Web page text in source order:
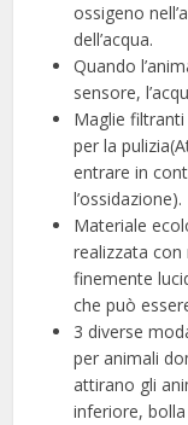
ossigeno
dell’acqua.
Quando
sensore,
Maglie
per la
entrare in
l’ossidazione).
Materiale
realizzata con
finemente
che può
3 diverse
per animali
attirano gli
inferiore,